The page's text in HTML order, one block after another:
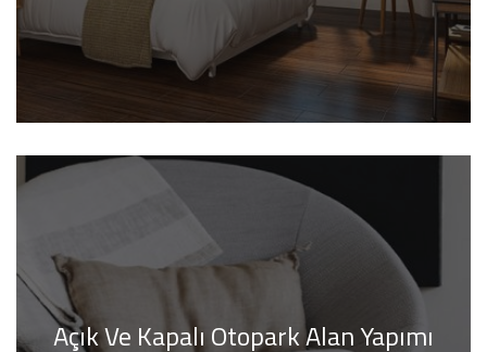
Açık Ve Kapalı Otopark Alan Yapımı